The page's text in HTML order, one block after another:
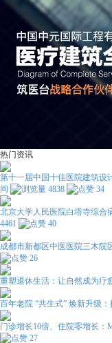
热门资讯
第十一届中国十佳医院建筑设
间
4838 34
北京大学人民医院白塔寺综合
4461
40
成都市新都区中医医院三木院
26
重塑退休生活：让自然成为疗
百年老院 “共生式” 焕新升级
门诊增长10倍、住院零增长：
27